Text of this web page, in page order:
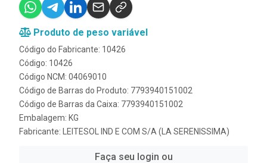
Produto de peso variável
Código do Fabricante: 10426
Código: 10426
Código NCM: 04069010
Código de Barras do Produto: 7793940151002
Código de Barras da Caixa: 7793940151002
Embalagem: KG
Fabricante:
LEITESOL IND E COM S/A (LA SERENISSIMA)
Faça seu login ou